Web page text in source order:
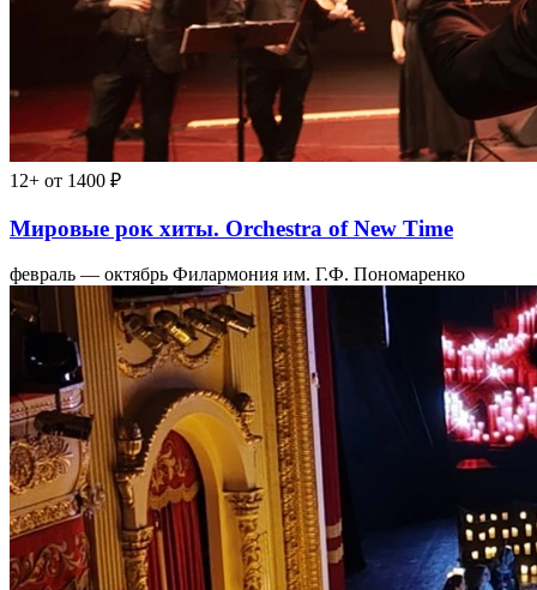
12+ от 1400 ₽
Мировые рок хиты. Orchestra of New Time
февраль — октябрь Филармония им. Г.Ф. Пономаренко